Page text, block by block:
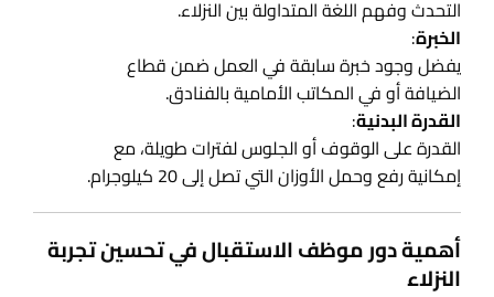
التحدث وفهم اللغة المتداولة بين النزلاء.
الخبرة:
يفضل وجود خبرة سابقة في العمل ضمن قطاع
الضيافة أو في المكاتب الأمامية بالفنادق.
القدرة البدنية:
القدرة على الوقوف أو الجلوس لفترات طويلة، مع
إمكانية رفع وحمل الأوزان التي تصل إلى 20 كيلوجرام.
أهمية دور موظف الاستقبال في تحسين تجربة
النزلاء